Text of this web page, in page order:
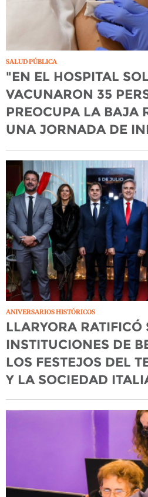
SALUD PÚBLICA
"EN EL HOSPITAL
VACUNARON 35
PREOCUPA LA BAJA
UNA JORNADA DE
ANIVERSARIOS HISTÓRICOS
LLARYORA RATIFICÓ
INSTITUCIONES DE
LOS FESTEJOS DEL
Y LA SOCIEDAD